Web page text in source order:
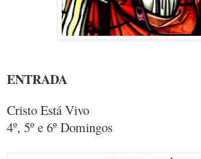
ENTRADA
Cristo Está Vivo
4º, 5º e 6º Domingos